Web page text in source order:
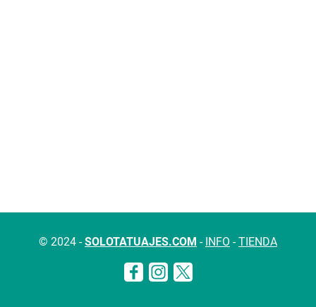
© 2024 -SOLOTATUAJES.COM - INFO -TIENDA